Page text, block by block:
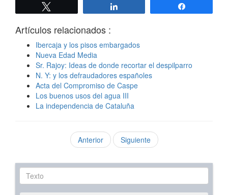
Artículos relacionados :
Ibercaja y los pisos embargados
Nueva Edad Media
Sr. Rajoy: Ideas de donde recortar el despilparro
N. Y: y los defraudadores españoles
Acta del Compromiso de Caspe
Los buenos usos del agua III
La independencia de Cataluña
Anterior Siguiente
Texto